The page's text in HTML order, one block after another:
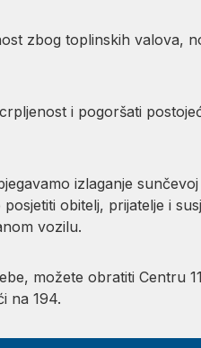
zbog toplinskih valova,
i pogoršati
izlaganje
obitelj, prijatelje i
vozilu.
možete obratiti Centru
na 194.